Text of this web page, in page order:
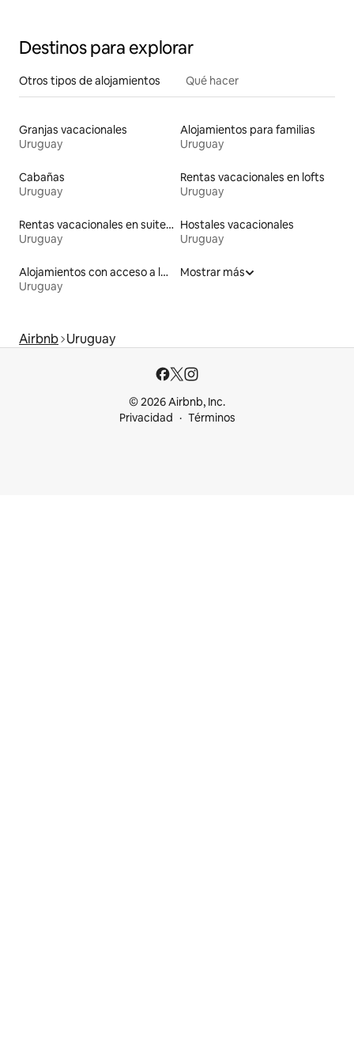
Destinos para explorar
Otros tipos de alojamientos Qué hacer
Granjas vacacionales
Uruguay
Alojamientos para familias
Uruguay
Cabañas
Uruguay
Rentas vacacionales en lofts
Uruguay
Rentas vacacionales en suites privadas
Uruguay
Hostales vacacionales
Uruguay
Alojamientos con acceso a la playa
Uruguay
Mostrar más
Airbnb Uruguay
© 2026 Airbnb, Inc.
Privacidad
Términos